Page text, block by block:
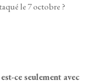
le 7 octobre ?
ce seulement avec